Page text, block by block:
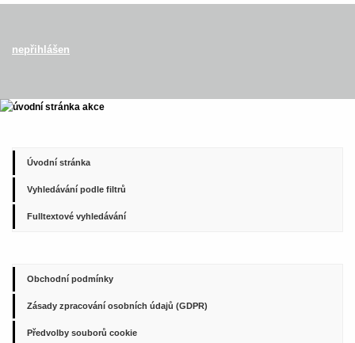
nepřihlášen
Úvodní stránka
Vyhledávání podle filtrů
Fulltextové vyhledávání
Obchodní podmínky
Zásady zpracování osobních údajů (GDPR)
Předvolby souborů cookie